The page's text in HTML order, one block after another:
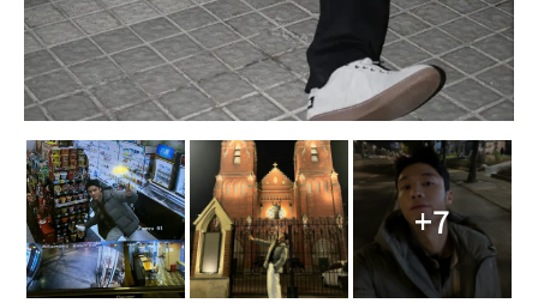
+7